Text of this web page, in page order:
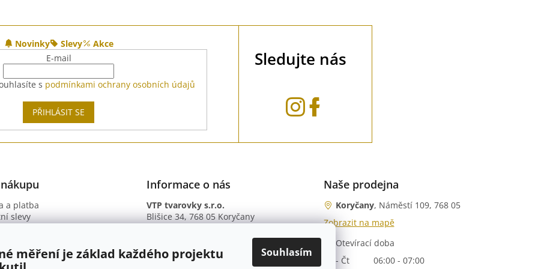
měření je základ každého projektu
Souhlasím
Novinky Slevy
Akce
E-mail
s podmínkami ochrany osobních údajů
PŘIHLÁSIT SE
Sledujte nás
a platba
slevy
ochrany osobních údajů
Informace o nás
VTP tvarovky s.r.o.
Blišice 34, 768 05 Koryčany
B. ú.: 2301934375/2010 (Fio banka)
Naše prodejna
Koryčany, Náměstí 109, 768 05
Zobrazit na mapě
Otevírací doba
Po - Čt
06:00 - 07:00